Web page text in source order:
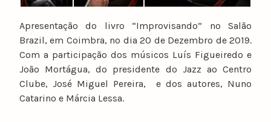
Apresentação do livro “Improvisando” no Salão
Brazil, em Coimbra, no dia 20 de Dezembro de 2019.
Com a participação dos músicos Luís Figueiredo e
João Mortágua, do presidente do Jazz ao Centro
Clube, José Miguel Pereira, e dos autores, Nuno
Catarino e Márcia Lessa.